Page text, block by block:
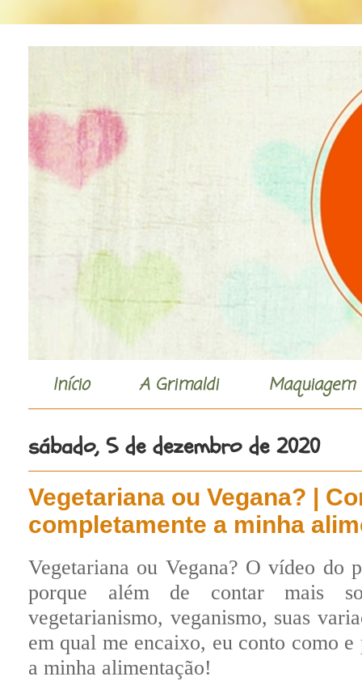
Início A Grimaldi Maquiagem
sábado, 5 de dezembro de 2020
Vegetariana ou Vegana? |
completamente a minha
Vegetariana ou Vegana? O vídeo do
porque além de contar mais
vegetarianismo, veganismo, suas
em qual me encaixo, eu conto como
a minha alimentação!